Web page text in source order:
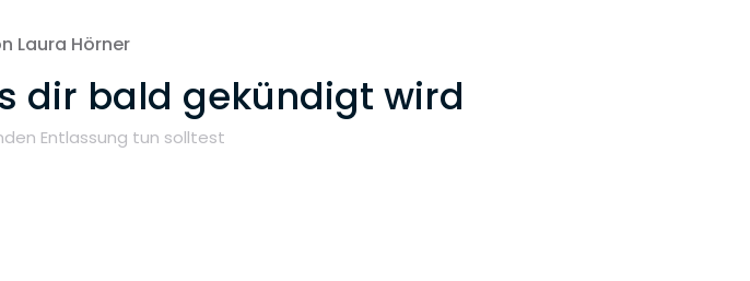
Laura Hörner
dir bald gekündigt wird
Entlassung tun solltest